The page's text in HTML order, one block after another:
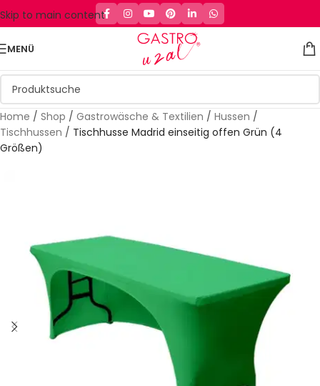
Skip to main content
MENÜ
Home / Shop / Gastrowäsche & Textilien / Hussen /
Tischhussen / Tischhusse Madrid einseitig offen Grün (4
Größen)